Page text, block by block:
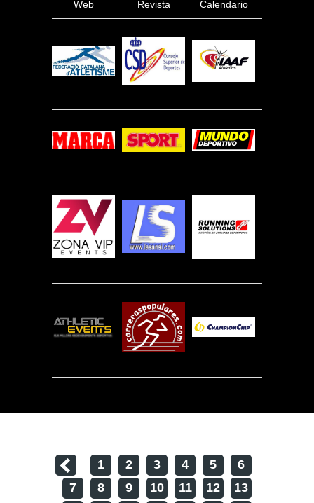
Web Revista Calendario
1 2 3 4 5
6
7
8 9 10 11 12
13